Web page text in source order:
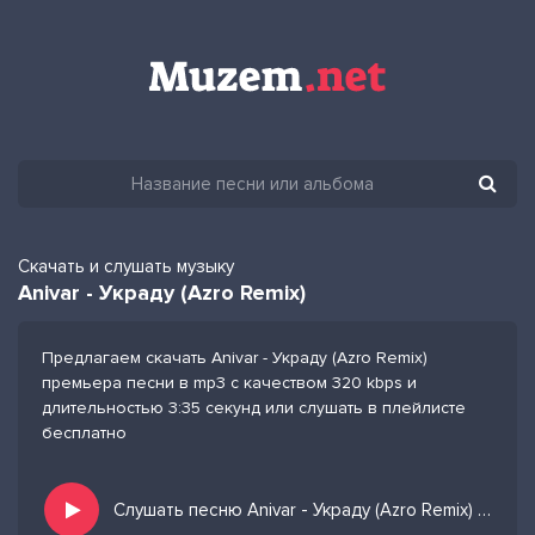
Скачать и слушать музыку
Anivar - Украду (Azro Remix)
Предлагаем скачать Anivar - Украду (Azro Remix)
премьера песни в mp3 с качеством 320 kbps и
длительностью 3:35 секунд или слушать в плейлисте
бесплатно
Слушать песню Anivar - Украду (Azro Remix) и добавить в избранных